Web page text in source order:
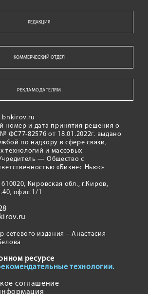
РЕДАКЦИЯ
КОММЕРЧЕСКИЙ ОТДЕЛ
РЕКЛАМОДАТЕЛЯМ
bnkirov.ru
номер и дата принятия решения о
ФС77-82576 от 18.01.2022г. выдано
по надзору в сфере связи,
технологий и массовых
— Общество с
«Бизнес Ньюс»
Кировская обл., г.Киров,
офис 1/1
сетевого издания – Анастасия
ресурсе
технологии.
соглашение